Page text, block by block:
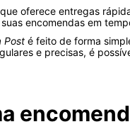
oferece entregas
encomendas em
Post é feito de forma
e precisas, é